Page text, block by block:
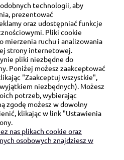
6/8 lok. 57/58
Łódź
SIĘ Z NAMI:
172 872
- 15:30)
technologii, aby
prezentować
oraz udostępniać funkcje
Pliki cookie
mierzenia ruchu i analizowania
strony internetowej.
pliki niezbędne do
Poniżej możesz zaakceptować
"Zaakceptuj wszystkie",
niezbędnych). Możesz
potrzeb, wybierając
zgodę możesz w dowolny
klikając w link "Ustawienia
nas plikach cookie oraz
osobowych znajdziesz w